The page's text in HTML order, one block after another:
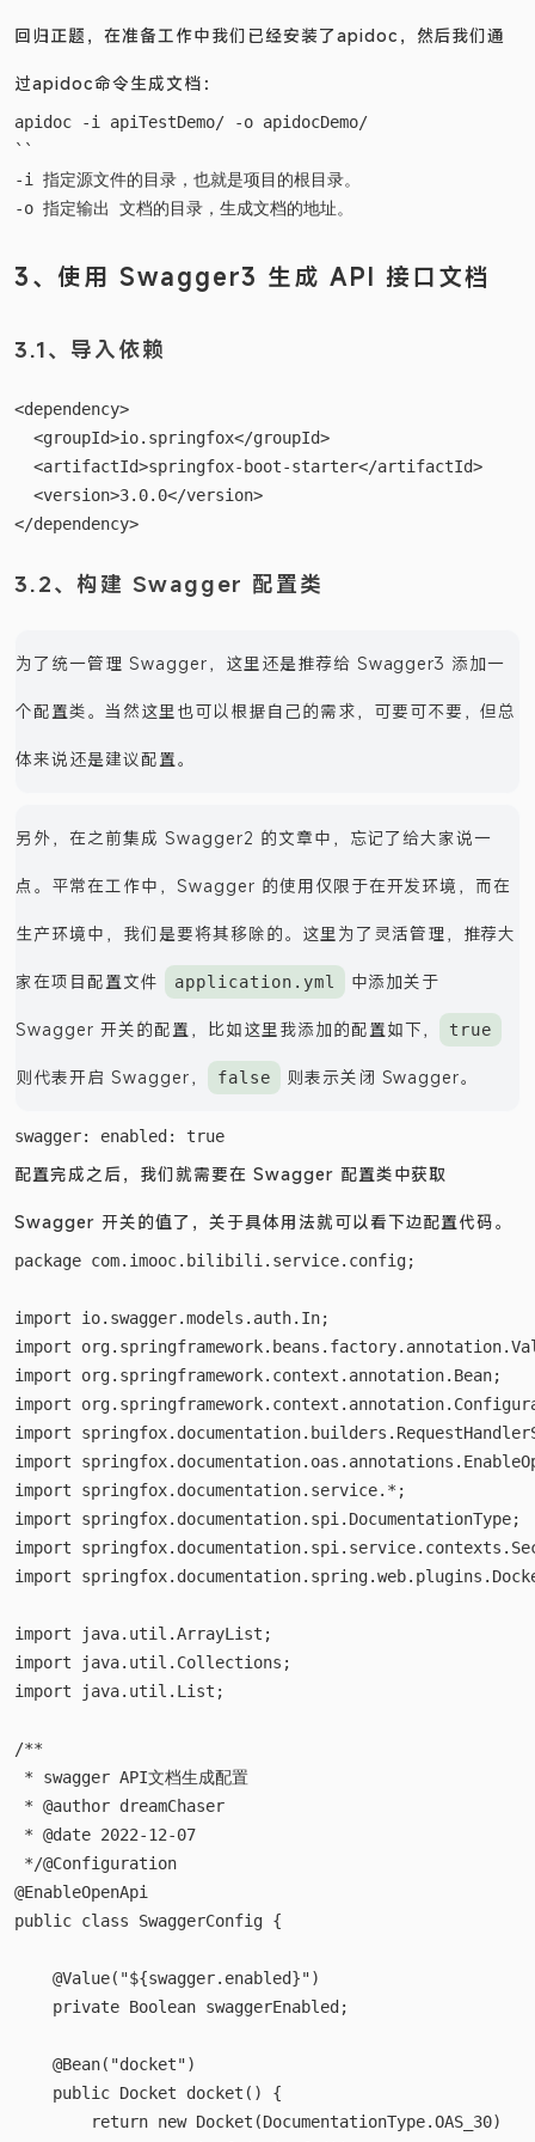
容）。最终通过一段命令执行生成最终的html文档。
回归正题，在准备工作中我们已经安装了apidoc，然后我们通
过apidoc命令生成文档：
``
-i 指定源文件的目录，也就是项目的根目录。
<dependency>
  <groupId>io.springfox</groupId>
  <artifactId>springfox-boot-starter</artifactId>
  <version>3.0.0</version>
为了统一管理 Swagger，这里还是推荐给 Swagger3 添加一
个配置类。当然这里也可以根据自己的需求，可要可不要，但总
另外，在之前集成 Swagger2 的文章中，忘记了给大家说一
点。平常在工作中，Swagger 的使用仅限于在开发环境，而在
生产环境中，我们是要将其移除的。这里为了灵活管理，推荐大
家在项目配置文件 application.yml 中添加关于
Swagger 开关的配置，比如这里我添加的配置如下，
配置完成之后，我们就需要在 Swagger 配置类中获取
Swagger 开关的值了，关于具体用法就可以看下边配置代码。
import io.swagger.models.auth.In;
import
import org.springframework.context.annotation.Bean;
import
import
import
import springfox.documentation.service.*;
import
import
import java.util.ArrayList;
import java.util.Collections;
/**
* swagger API文档生成配置
* @author dreamChaser
* @date 2022-12-07
*/@Configuration
@EnableOpenApi
    @Value("${swagger.enabled}")
    @Bean("docket")
    public Docket docket() {